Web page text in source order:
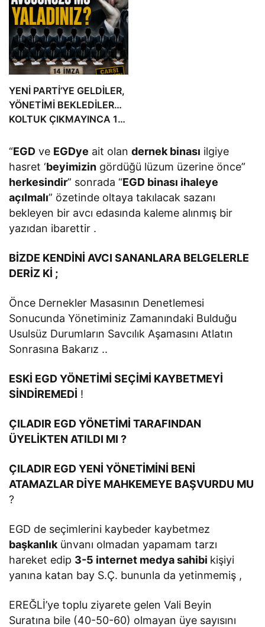
YENİ PARTİ’YE GELDİLER,
YÖNETİMİ BEKLEDİLER…
KOLTUK ÇIKMAYINCA 14
“EGD ve EGDye ait olandernek binası ilgiye
hasret ‘beyimizin gördüğü lüzum üzerine önce”
herkesindir” sonrada “EGD binası ihaleye
açılmalı” özetinde oltaya takılacak sazanı
bekleyen bir avcı edasında kaleme alınmış bir
yazıdan ibarettir .
BİZDE KENDİNİ AVCI SANANLARA BELGELERLE
DERİZ Kİ ;
Önce Dernekler Masasının Denetlemesi
Sonucunda Yönetiminiz Zamanındaki Bulduğu
Usulsüz Durumların Savcılık Aşamasını Atlatın
Sonrasına Bakarız ..
ESKİ EGD YÖNETİMİ SEÇİMİ KAYBETMEYİ
SİNDİREMEDİ !
ÇILADIR EGD YÖNETİMİ TARAFINDAN
ÜYELİKTEN ATILDI MI ?
ÇILADIR EGD YENİ YÖNETİMİNİ BENİ
ATAMAZLAR DİYE MAHKEMEYE BAŞVURDU MU
?
EGD de seçimlerini kaybeder kaybetmez
başkanlık ünvanı olmadan yapamam tarzı
hareket edip 3-5 internet medya sahibi kişiyi
yanına katan bay S.Ç. bununla da yetinmemiş ,
EREĞLİ’ye toplu ziyarete gelen Vali Beyin
Suratına bile (40-50-60) olmayan üye sayısını